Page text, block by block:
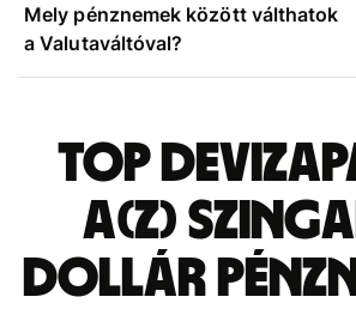
Mely pénznemek között válthatok
a Valutaváltóval?
Top
a(z)
dollár